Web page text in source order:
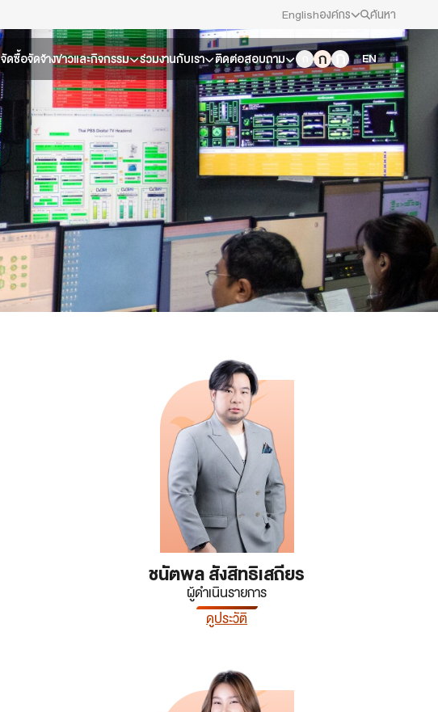
Englishองค์กร
สมัครงาน/ฝึกงาน
ข่าวประชาสัมพันธ์
คณะกรรมการนโยบาย ส.ส.ท.
สภาผู้ชมและผู้ฟังรายการ
รับเรื่องร้องเรียน
ติดต่อเรา
ค้นหา
จัดซื้อจัดจ้างข่าวและกิจกรรม ร่วมงานกับเรา ติดต่อสอบถาม EN
ชนัตพล สังสิทธิเสถียร
ผู้ดำเนินรายการ
ดูประวัติ